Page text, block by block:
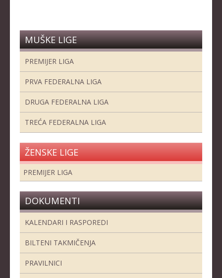
MUŠKE LIGE
PREMIJER LIGA
PRVA FEDERALNA LIGA
DRUGA FEDERALNA LIGA
TREĆA FEDERALNA LIGA
ŽENSKE LIGE
PREMIJER LIGA
DOKUMENTI
KALENDARI I RASPOREDI
BILTENI TAKMIČENJA
PRAVILNICI